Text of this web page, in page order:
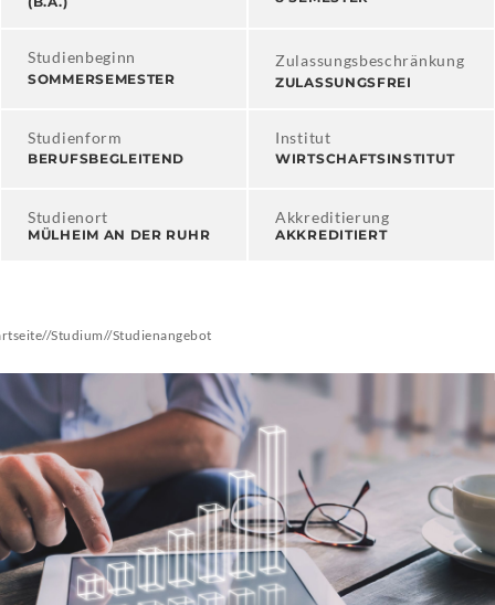
Studienbeginn
SOMMERSEMESTER
Zulassungsbeschränkung
ZULASSUNGSFREI
Studienform
BERUFSBEGLEITEND
Institut
WIRTSCHAFTSINSTITUT
Studienort
MÜLHEIM AN DER RUHR
Akkreditierung
AKKREDITIERT
//Studium//Studienangebot